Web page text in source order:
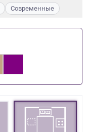
Современные